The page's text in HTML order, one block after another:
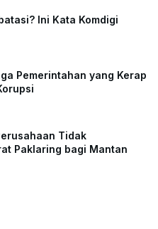
Ini Kata Komdigi
Pemerintahan yang Kerap
Tidak
Paklaring bagi Mantan